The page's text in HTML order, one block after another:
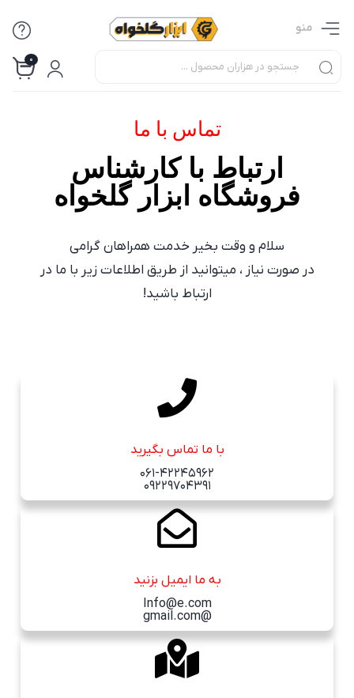
منو
0
تماس با ما
ارتباط با کارشناس
فروشگاه ابزار گلخواه
سلام و وقت بخیر خدمت همراهان گرامی
در صورت نیاز ، میتوانید از طریق اطلاعات زیر با ما در
ارتباط باشید!
با ما تماس بگیرید
061-42245962
09229704391
به ما ایمیل بزنید
Info@e.com
@gmail.com